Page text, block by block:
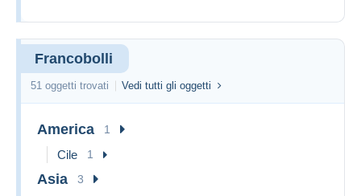
Francobolli
51 oggetti trovati Vedi tutti gli oggetti
America 1
Cile 1
Asia 3